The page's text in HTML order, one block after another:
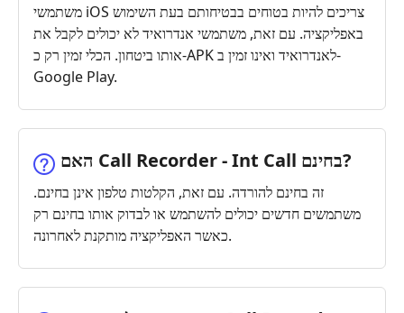
משתמשי iOS צריכים להיות בטוחים בבטיחותם בעת השימוש
באפליקציה. עם זאת, משתמשי אנדרואיד לא יכולים לקבל את
אותו ביטחון. הכלי זמין רק כ-APK לאנדרואיד ואינו זמין ב-
Google Play.
האם Call Recorder - Int Call בחינם?
זה בחינם להורדה. עם זאת, הקלטות טלפון אינן בחינם.
משתמשים חדשים יכולים להשתמש או לבדוק אותו בחינם רק
כאשר האפליקציה מותקנת לאחרונה.